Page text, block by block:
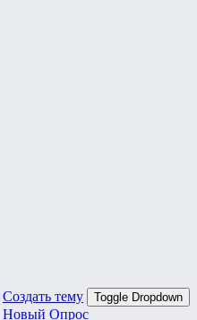
Создать тему Toggle Dropdown
Новый Опрос